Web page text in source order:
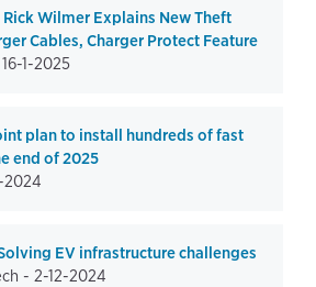
Wilmer Explains New Theft
Cables, Charger Protect Feature
16-1-2025
plan to install hundreds of fast
end of 2025
2024
EV infrastructure challenges
- 2-12-2024